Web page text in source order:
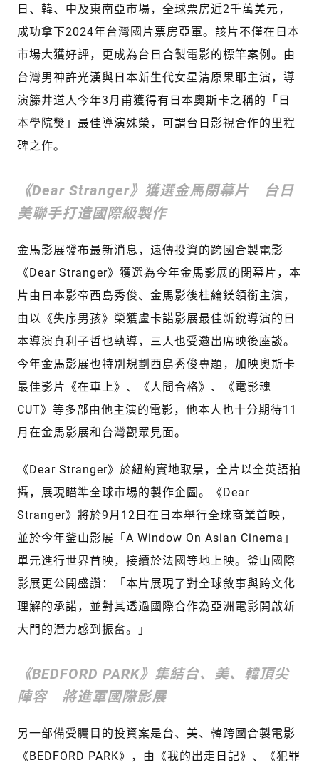
日、韓、中及東南亞市場，全球票房近2千萬美元，
成功拿下2024年台灣國片票房亞軍。該片不僅在日本
市場大獲好評，更成為台日合製電影的標竿案例。由
台灣男神許光漢與日本新生代女星清原果耶主演，導
演籐井道人今年3月甫獲得有日本奧斯卡之稱的「日
本學院獎」最佳導演殊榮，可謂台日影視合作的里程
碑之作。
《Dear Stranger》獲選金馬閉幕片 台日
美聯手打造國際級製作
金馬影展發布最新消息，遠傳投資的跨國合製電影
《Dear Stranger》獲選為今年金馬影展的閉幕片，本
片由日本影帝西島秀俊、金馬影後桂綸鎂領銜主演，
由以《失序男孩》榮獲盧卡諾影展最佳新銳導演的日
本導演真利子哲也執導，三人也受邀出席映後座談。
今年金馬影展也特別規劃西島秀俊專題，加映奧斯卡
最佳影片《在車上》、《人間合格》、《電影魂
CUT》等多部由他主演的電影，他本人也十分期待11
月在金馬影展和台灣觀眾見面。
《Dear Stranger》於紐約實地取景，全片以全英語拍
攝，展現瞄準全球市場的製作企圖。《Dear
Stranger》將於9月12日在日本舉行全球商業首映，
並於今年釜山影展「A Window On Asian Cinema」
單元進行世界首映，接續於法國等地上映。釜山國際
影展更公開盛讚：「本片展現了對全球敘事與跨文化
理解的承諾，並對其透過國際合作為亞洲電影開啟新
大門的潛力感到振奮。」
《BEDFORD PARK》集結台、美、韓頂尖
陣容 將進軍國際影展
另一部備受矚目的投資案是台、美、韓跨國合製電影
《BEDFORD PARK》，由《我的出走日記》、《犯罪